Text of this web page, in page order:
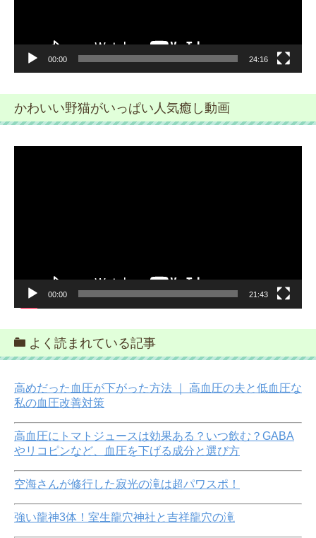
00:00 24:16
かわいい野猫がいっぱい人気癒し動画
00:00 21:43
よく読まれている記事
高めだった血圧が下がった方法 ｜ 高血圧の夫と低血圧な
私の血圧改善対策
高血圧にトマトジュースは効果ある？いつ飲む？GABA
やリコピンなど、血圧を下げる成分と選び方
空海さんが修行した寂光の滝は超パワスポ！
強い龍神3体！室生龍穴神社と吉祥龍穴の滝